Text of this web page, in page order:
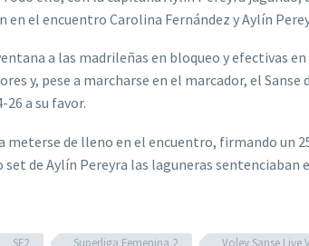
el encuentro Carolina Fernández y Aylín
a las madrileñas en bloqueo y efectivas en
y, pese a marcharse en el marcador, el Sanse
a su favor.
de lleno en el encuentro, firmando un
de Aylín Pereyra las laguneras sentenciaban
SF2 Superliga Femenina 2 Voley Sanse Live